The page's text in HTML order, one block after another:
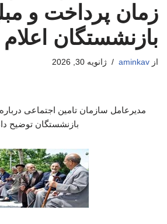
زمان پرداخت و
بازنشستگان
از aminkav ژانویه 30, 2026
مدیرعامل سازمان تامین اجتماعی
بازنشستگان توضیح